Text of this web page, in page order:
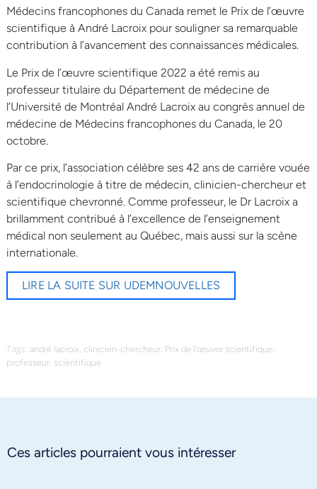
Médecins francophones du Canada remet le Prix de l’œuvre
scientifique à André Lacroix pour souligner sa remarquable
contribution à l’avancement des connaissances médicales.
Le Prix de l’œuvre scientifique 2022 a été remis au
professeur titulaire du Département de médecine de
l’Université de Montréal André Lacroix au congrès annuel de
médecine de Médecins francophones du Canada, le 20
octobre.
Par ce prix, l’association célèbre ses 42 ans de carrière vouée
à l’endocrinologie à titre de médecin, clinicien-chercheur et
scientifique chevronné. Comme professeur, le Dr Lacroix a
brillamment contribué à l’excellence de l’enseignement
médical non seulement au Québec, mais aussi sur la scène
internationale.
LIRE LA SUITE SUR UDEMNOUVELLES
Tags: andré lacroix, clinicien-chercheur, Prix de l’œuvre scientifique,
professeur, scientifique
Ces articles pourraient vous intéresser